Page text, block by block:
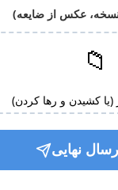
عکس از ضایعه)
📁
(یا کشیدن و رها کردن)
نهایی